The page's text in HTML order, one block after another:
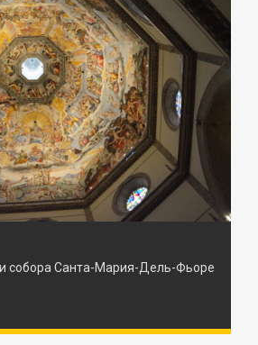
собора Санта-Мария-Дель-Фьоре